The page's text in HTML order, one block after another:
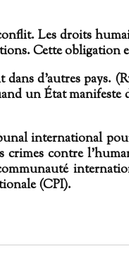
Les droits
Cette
d’autres
un État
international
crimes contre
(CPI).